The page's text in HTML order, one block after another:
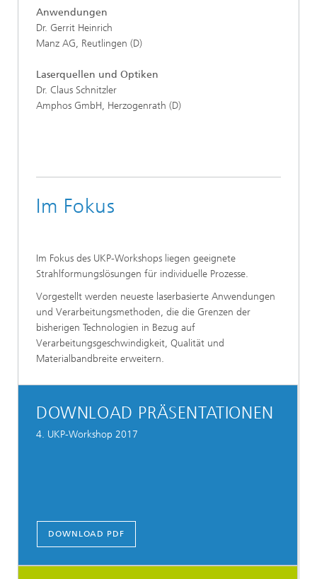
Anwendungen
Dr. Gerrit Heinrich
Manz AG, Reutlingen (D)
Laserquellen und Optiken
Dr. Claus Schnitzler
Amphos GmbH, Herzogenrath (D)
Im Fokus
Im Fokus des UKP-Workshops liegen geeignete
Strahlformungslösungen für individuelle Prozesse.
Vorgestellt werden neueste laserbasierte Anwendungen
und Verarbeitungsmethoden, die die Grenzen der
bisherigen Technologien in Bezug auf
Verarbeitungsgeschwindigkeit, Qualität und
Materialbandbreite erweitern.
DOWNLOAD PRÄSENTATIONEN
4. UKP-Workshop 2017
DOWNLOAD PDF